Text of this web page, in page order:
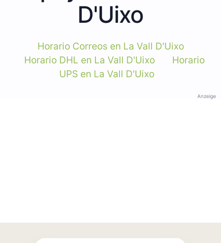
D'Uixo
Horario Correos en La Vall D'Uixo
Horario DHL en La Vall D'Uixo
Horario
UPS en La Vall D'Uixo
Anzeige